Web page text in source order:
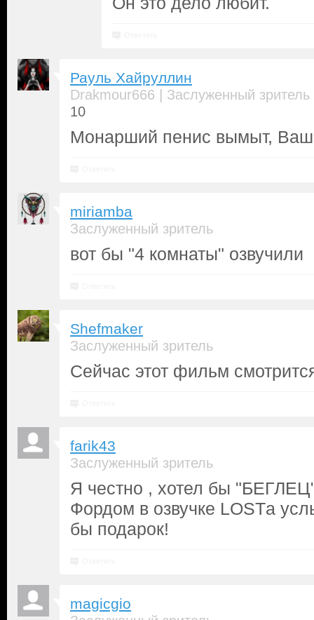
Рауль Хайруллин
Drakmour666 | Заслуженный зритель
10
Монарший пенис вымыт,
miriamba
Заслуженный зритель
вот бы "4 комнаты" озвучили
Shefmaker
Заслуженный зритель
Сейчас этот фильм
farik43
Заслуженный зритель
Я честно , хотел бы
Фордом в озвучке LOSTа
бы подарок!
magicgio